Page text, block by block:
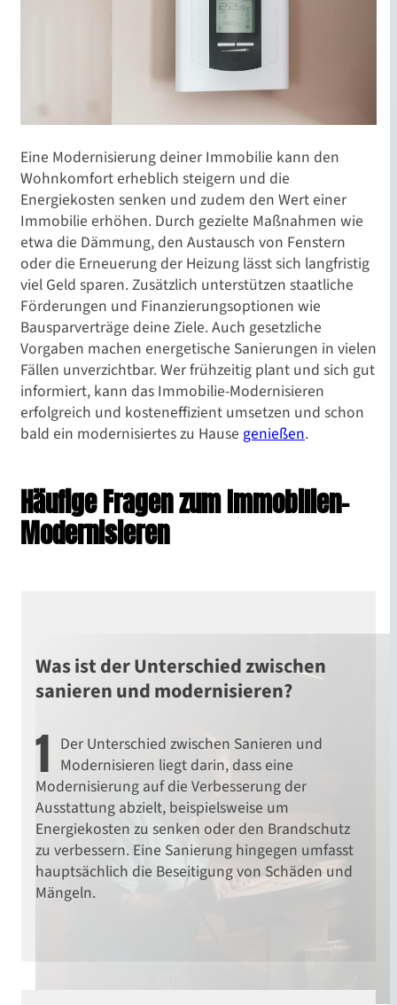
Eine Modernisierung deiner Immobilie kann den
Wohnkomfort erheblich steigern und die
Energiekosten senken und zudem den Wert einer
Immobilie erhöhen. Durch gezielte Maßnahmen wie
etwa die Dämmung, den Austausch von Fenstern
oder die Erneuerung der Heizung lässt sich langfristig
viel Geld sparen. Zusätzlich unterstützen staatliche
Förderungen und Finanzierungsoptionen wie
Bausparverträge deine Ziele. Auch gesetzliche
Vorgaben machen energetische Sanierungen in vielen
Fällen unverzichtbar. Wer frühzeitig plant und sich gut
informiert, kann das Immobilie-Modernisieren
erfolgreich und kosteneffizient umsetzen und schon
bald ein modernisiertes zu Hause genießen.
Häufige Fragen zum Immobilien-
Modernisieren
Was ist der Unterschied zwischen
sanieren und modernisieren?
1 Der Unterschied zwischen Sanieren und
Modernisieren liegt darin, dass eine
Modernisierung auf die Verbesserung der
Ausstattung abzielt, beispielsweise um
Energiekosten zu senken oder den Brandschutz
zu verbessern. Eine Sanierung hingegen umfasst
hauptsächlich die Beseitigung von Schäden und
Mängeln.